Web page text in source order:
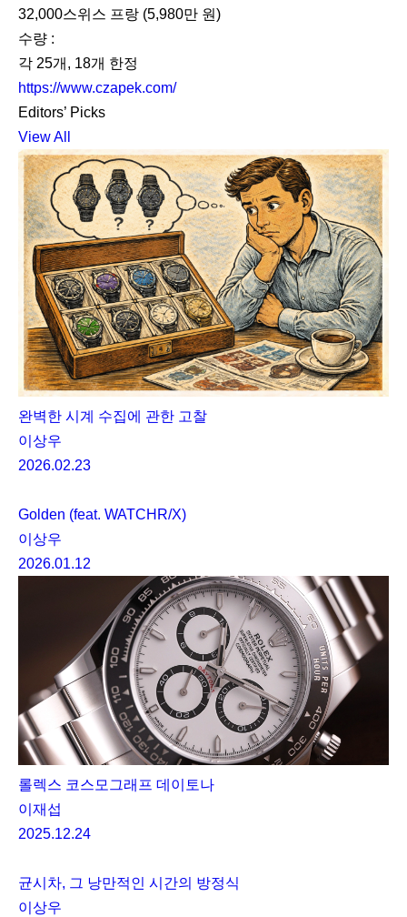
32,000스위스 프랑 (5,980만 원)
수량 :
각 25개, 18개 한정
https://www.czapek.com/
Editors’ Picks
View All
완벽한 시계 수집에 관한 고찰
이상우
2026.02.23
Golden (feat. WATCHR/X)
이상우
2026.01.12
롤렉스 코스모그래프 데이토나
이재섭
2025.12.24
균시차, 그 낭만적인 시간의 방정식
이상우